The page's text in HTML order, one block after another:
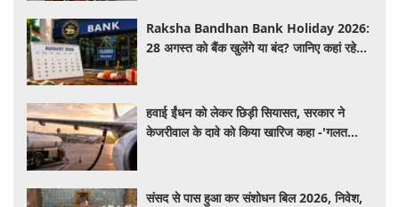
Raksha Bandhan Bank Holiday 2026:
28 अगस्त को बैंक खुलेंगे या बंद? जानिए कहां रहेगी
हवाई ईंधन को लेकर छिड़ी सियासत, सरकार ने
केजरीवाल के दावे को किया खारिज कहा -'गलत
संसद से पास हुआ कर संशोधन बिल 2026, निवेश,